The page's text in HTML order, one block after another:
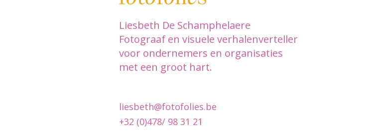
Liesbeth De Schamphelaere
Fotograaf en visuele verhalenverteller
voor ondernemers en organisaties
met een groot hart.
liesbeth@fotofolies.be
+32 (0)478/ 98 31 21